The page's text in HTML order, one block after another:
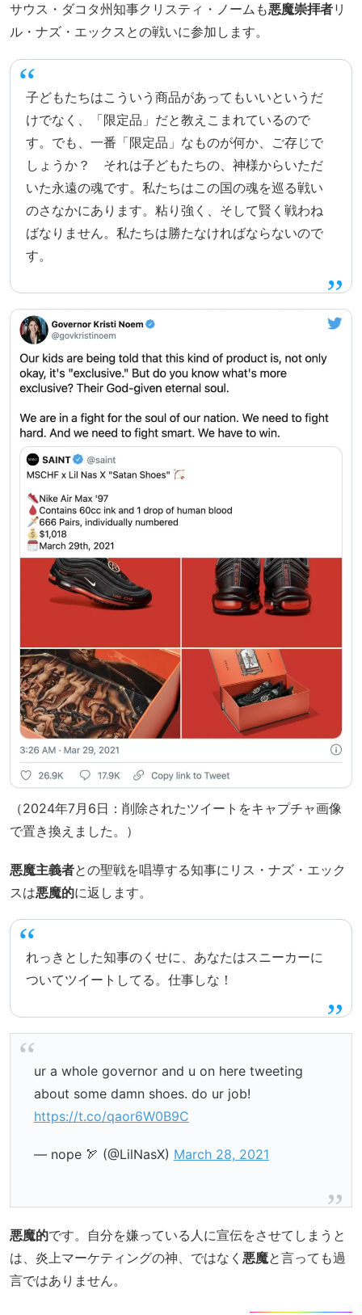
サウス・ダコタ州知事クリスティ・ノームも悪魔崇拝者リ
ル・ナズ・エックスとの戦いに参加します。
子どもたちはこういう商品があってもいいというだ
けでなく、「限定品」だと教えこまれているので
す。でも、一番「限定品」なものが何か、ご存じで
しょうか？ それは子どもたちの、神様からいただ
いた永遠の魂です。私たちはこの国の魂を巡る戦い
のさなかにあります。粘り強く、そして賢く戦わね
ばなりません。私たちは勝たなければならないので
す。
（2024年7月6日：削除されたツイートをキャプチャ画像
で置き換えました。）
悪魔主義者との聖戦を唱導する知事にリス・ナズ・エック
スは悪魔的に返します。
れっきとした知事のくせに、あなたはスニーカーに
ついてツイートしてる。仕事しな！
ur a whole governor and u on here tweeting
about some damn shoes. do ur job!
https://t.co/qaor6W0B9C
— nope 🏹 (@LilNasX) March 28, 2021
悪魔的です。自分を嫌っている人に宣伝をさせてしまうと
は、炎上マーケティングの神、ではなく 悪魔と言っても過
言ではありません。